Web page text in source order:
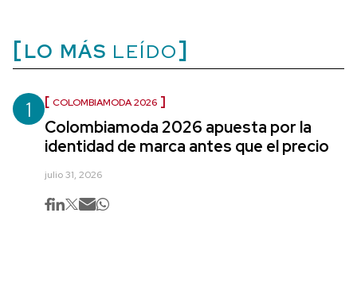
LO MÁS LEÍDO
1 COLOMBIAMODA 2026
Colombiamoda 2026 apuesta por la
identidad de marca antes que el precio
julio 31, 2026